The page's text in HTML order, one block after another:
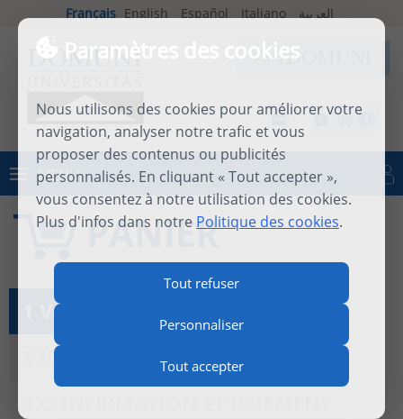
Paramètres des cookies
Nous utilisons des cookies pour améliorer votre
navigation, analyser notre trafic et vous
proposer des contenus ou publicités
personnalisés. En cliquant « Tout accepter »,
vous consentez à notre utilisation des cookies.
Plus d'infos dans notre Politique des cookies.
Tout refuser
Personnaliser
Tout accepter
Français English Español Italiano العربية
MENU Se connecter
PANIER
1 VOIR LE PANIER
2 IDENTIFICATION